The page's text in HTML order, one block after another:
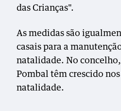
das Crianças".
As medidas são
casais para a
natalidade. No
Pombal têm crescido
natalidade.